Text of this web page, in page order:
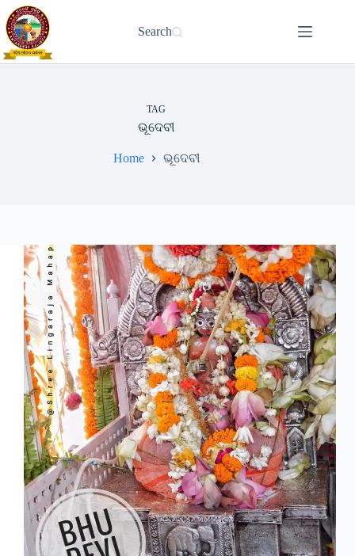
Skip
to
content
Search
TAG
ଭୂଦେବୀ
Home ଭୂଦେବୀ